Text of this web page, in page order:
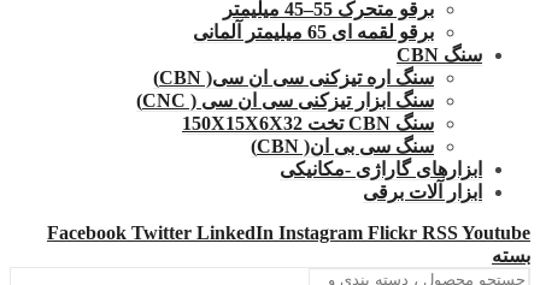
برقو متحرک 55–45 میلیمتر
برقو لقمه ای 65 میلیمتر آلمانی
سنگ CBN
سنگ اره تیزکنی سی ان سی( CBN)
سنگ ابزار تیزکنی سی ان سی ( CNC)
سنگ CBN تخت 150X15X6X32
سنگ سی بی ان( CBN)
ابزارهای گاراژی -مکانیکی
ابزار آلات برقی
Facebook Twitter LinkedIn Instagram Flickr RSSYoutube
بسته